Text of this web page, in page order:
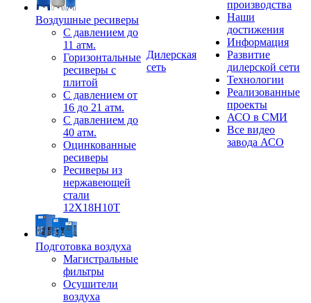
Воздушные ресиверы
С давлением до
11 атм.
Горизонтальные
ресиверы с
плитой
С давлением от
16 до 21 атм.
С давлением до
40 атм.
Оцинкованные
ресиверы
Ресиверы из
нержавеющей
стали
12Х18Н10Т
Подготовка воздуха
Магистральные
фильтры
Осушители
воздуха
Дилерская
сеть
производства
Наши
достижения
Информация
Развитие
дилерской сети
Технологии
Реализованные
проекты
АСО в СМИ
Все видео
завода АСО